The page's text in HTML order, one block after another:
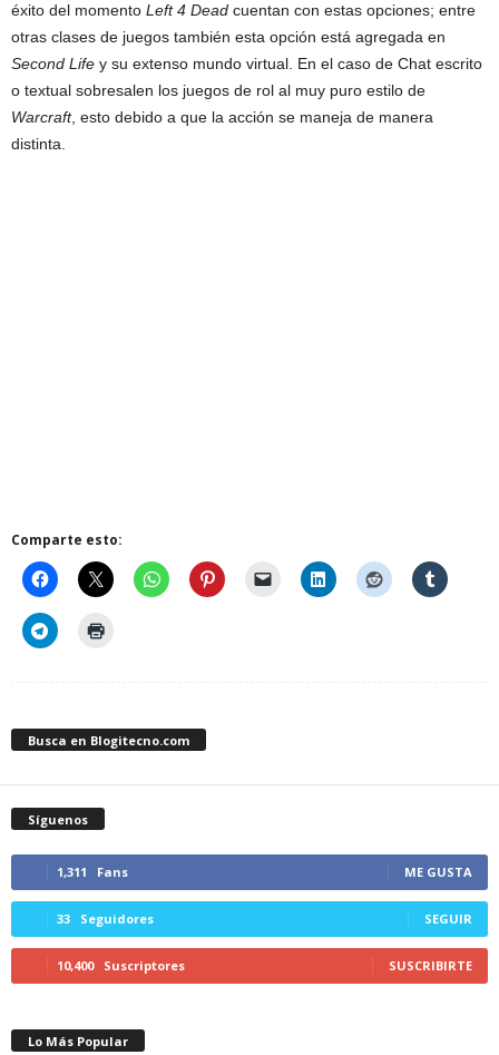
éxito del momento Left 4 Dead cuentan con estas opciones; entre
otras clases de juegos también esta opción está agregada en
Second Life y su extenso mundo virtual. En el caso de Chat escrito
o textual sobresalen los juegos de rol al muy puro estilo de
Warcraft, esto debido a que la acción se maneja de manera
distinta.
Comparte esto:
Busca en Blogitecno.com
Síguenos
1,311 Fans ME GUSTA
33 Seguidores SEGUIR
10,400 Suscriptores SUSCRIBIRTE
Lo Más Popular